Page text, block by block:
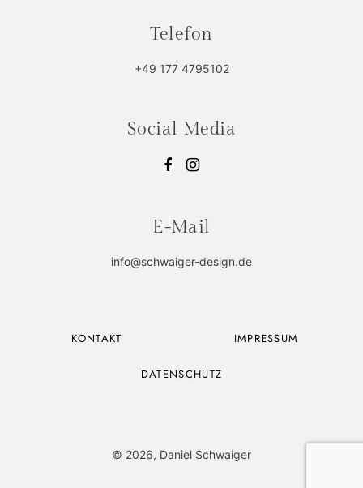
Telefon
+49 177 4795102
Social Media
E-Mail
info@schwaiger-design.de
KONTAKT IMPRESSUM
DATENSCHUTZ
© 2026, Daniel Schwaiger